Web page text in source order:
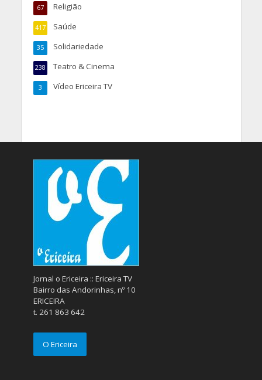
Religião
67
Saúde
417
Solidariedade
35
Teatro & Cinema
238
Vídeo Ericeira TV
3
Jornal o Ericeira :: Ericeira TV
Bairro das Andorinhas, nº 10
ERICEIRA
t. 261 863 642
O Ericeira